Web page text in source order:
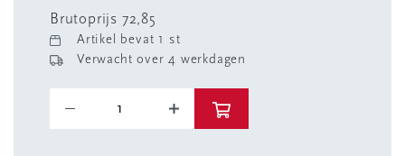
Brutoprijs 72,85
Artikel bevat 1 st
Verwacht over 4 werkdagen